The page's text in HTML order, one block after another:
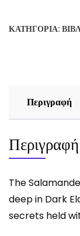
ποσότητα
ΚΑΤΗΓΟΡΊΑ:
Περιγραφή
Περιγραφή
The
deep in Dark
secrets held